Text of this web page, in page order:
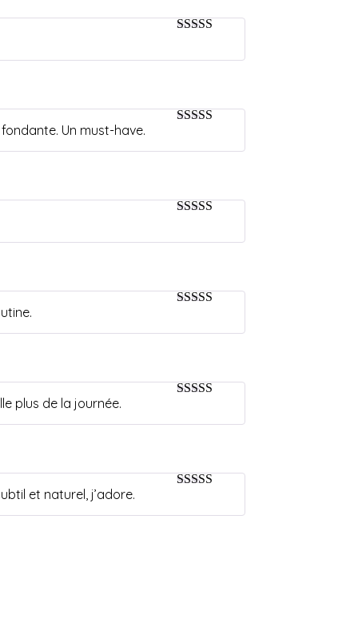
Un must-have.
plus de la journée.
et naturel, j’adore.